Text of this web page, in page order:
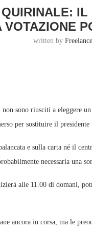
VOTAZIONE
written by Freelance
sono riusciti a eleggere
per sostituire il
e sulla carta né il
necessaria una
alle 11.00 di domani,
ancora in corsa, ma le